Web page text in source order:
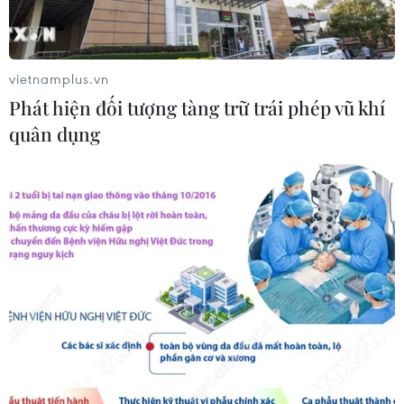
công, sẽ cán mốc vận hành từ tháng
4/2027
08/08/2026 04:30
Tây Ninh ngăn chặn, xử lý nghiêm
các vụ việc xâm phạm quyền sở hữu
08/08/2026 04:29
Dắt chó đi dạo không đúng quy
định, bị phạt đến 2 triệu đồng?
Bảo đảm quốc phòng, an ninh quốc
vietnamplus.vn
Phát hiện đối tượng tàng trữ trái phép vũ khí
quân dụng